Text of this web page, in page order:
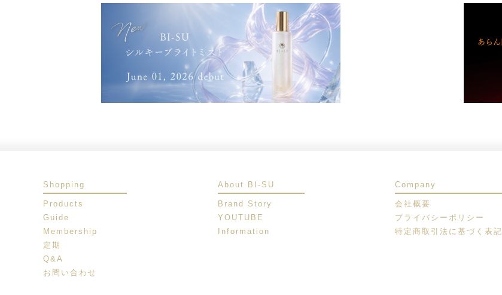
Shopping
Products
Guide
Membership
定期
Q&A
お問い合わせ
About BI-SU
Brand Story
YOUTUBE
Information
Company
会社概要
プライバシーポリシー
特定商取引法に基づく表記